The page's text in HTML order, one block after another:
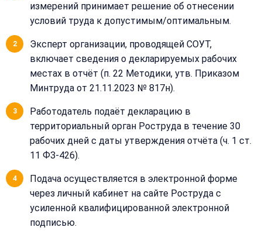
измерений принимает решение об отнесении
условий труда к допустимым/оптимальным.
Эксперт организации, проводящей СОУТ,
включает сведения о декларируемых рабочих
местах в отчёт (п. 22 Методики, утв. Приказом
Минтруда от 21.11.2023 № 817н).
Работодатель подаёт декларацию в
территориальный орган Роструда в течение 30
рабочих дней с даты утверждения отчёта (ч. 1 ст.
11 ФЗ-426).
Подача осуществляется в электронной форме
через личный кабинет на сайте Роструда с
усиленной квалифицированной электронной
подписью.
Получить расчёт
Или
позвоните
нам:
(499)
995-
40